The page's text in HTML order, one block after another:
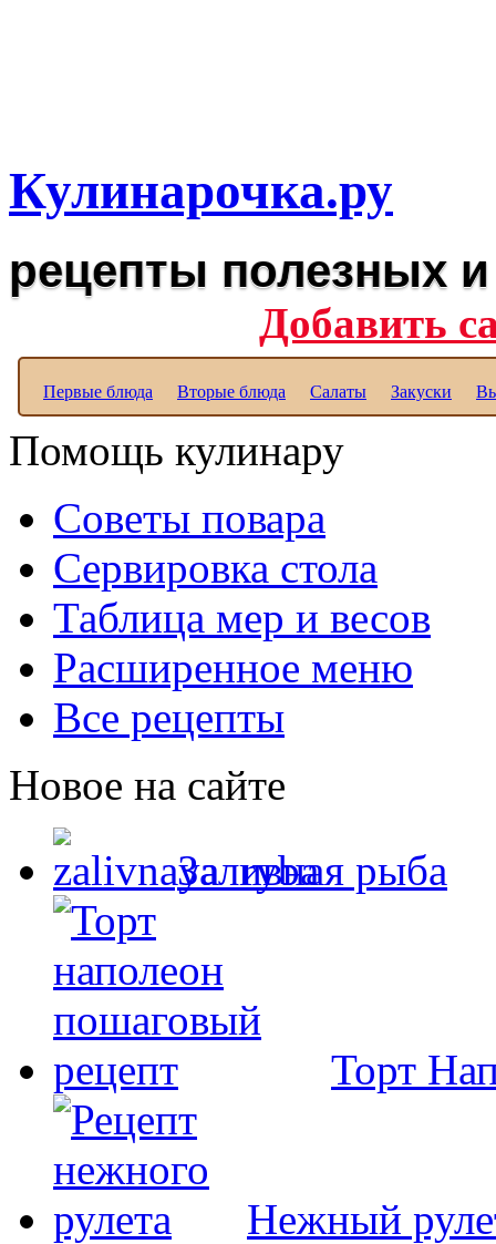
Кулинарочка.ру
рецепты полезных
Добавить
Первые блюда Вторые блюда Салаты Закуски
Помощь кулинару
Советы повара
Сервировка стола
Таблица мер и весов
Расширенное меню
Все рецепты
Новое на сайте
Заливная рыба
Торт
Нежный